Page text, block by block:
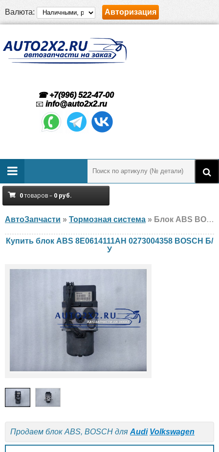
Валюта: Авторизация
☎ +7(996) 522-47-00
📧 info@auto2x2.ru
0товаров – 0 руб.
АвтоЗапчасти » Тормозная система » Блок ABS BOSCH 8E0614111AH 0273004358 Audi, Volkswagen, Б/У
Купить блок ABS 8E0614111AH 0273004358 BOSCH Б/
У
Продаем блок ABS, BOSCH для Audi Volkswagen